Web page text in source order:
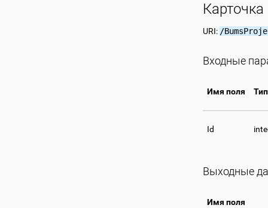
Карточка
URI: /
Входные
Имя поля Тип
Id
Выходные
Имя поля